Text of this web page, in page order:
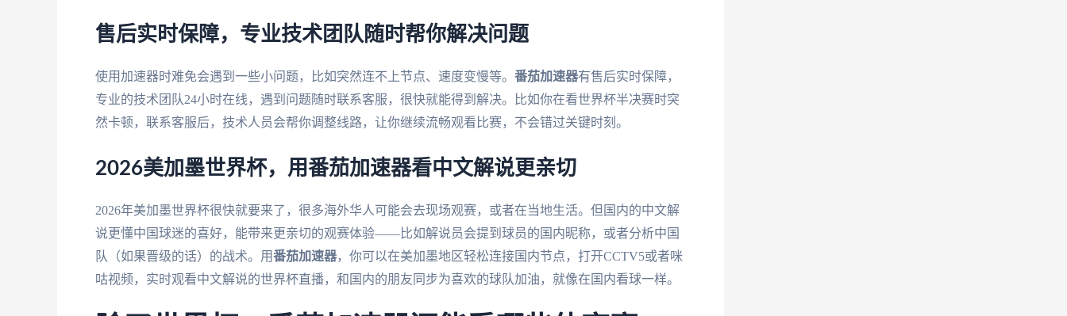
售后实时保障，专业技术团队随时帮你解决问题
使用加速器时难免会遇到一些小问题，比如突然连不上节点、速度变慢等。 番茄加速器有售后实时保障，
专业的技术团队24小时在线，遇到问题随时联系客服，很快就能得到解决。比如你在看世界杯半决赛时突
然卡顿，联系客服后，技术人员会帮你调整线路，让你继续流畅观看比赛，不会错过关键时刻。
2026美加墨世界杯，用番茄加速器看中文解说更亲切
2026年美加墨世界杯很快就要来了，很多海外华人可能会去现场观赛，或者在当地生活。但国内的中文解
说更懂中国球迷的喜好，能带来更亲切的观赛体验——比如解说员会提到球员的国内昵称，或者分析中国
队（如果晋级的话）的战术。用番茄加速器，你可以在美加墨地区轻松连接国内节点，打开CCTV5或者咪
咕视频，实时观看中文解说的世界杯直播，和国内的朋友同步为喜欢的球队加油，就像在国内看球一样。